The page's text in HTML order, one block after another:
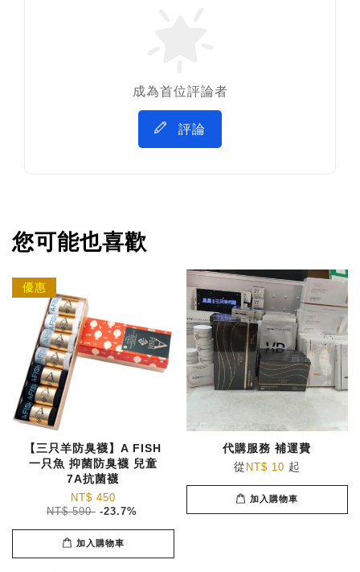
成為首位評論者
評論
您可能也喜歡
優惠
【三只羊防臭襪】A FISH
一只魚 抑菌防臭襪 兒童
7A抗菌襪
NT$ 450
NT$ 590 -23.7%
加入購物車
代購服務 補運費
從 NT$ 10 起
加入購物車